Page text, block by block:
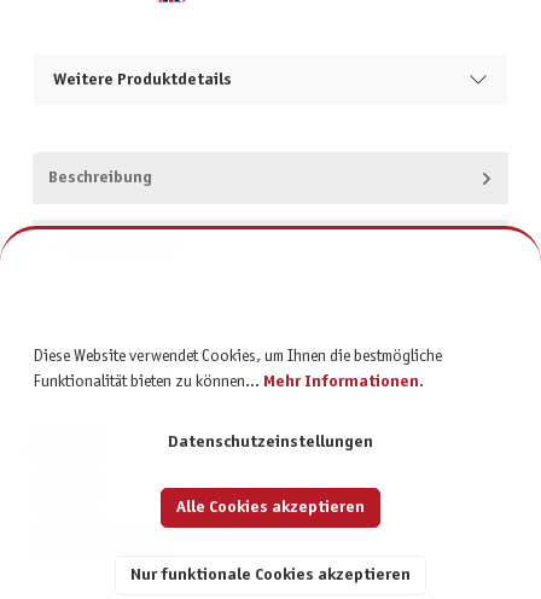
Weitere Produktdetails
Beschreibung
Diese Website verwendet Cookies, um Ihnen die bestmögliche
Funktionalität bieten zu können... Mehr Informationen.
Datenschutzeinstellungen
Nur funktionale Cookies akzeptieren
Alle Cookies akzeptieren